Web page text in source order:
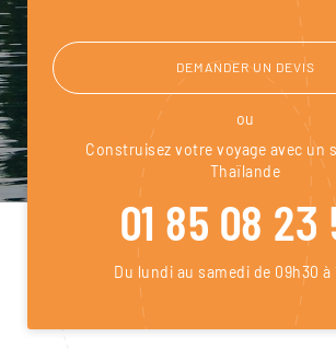
DEMANDER UN DEVIS
ou
Construisez votre voyage avec un
Thaïlande
01 85 08 23
Du lundi au samedi de 09h30 à